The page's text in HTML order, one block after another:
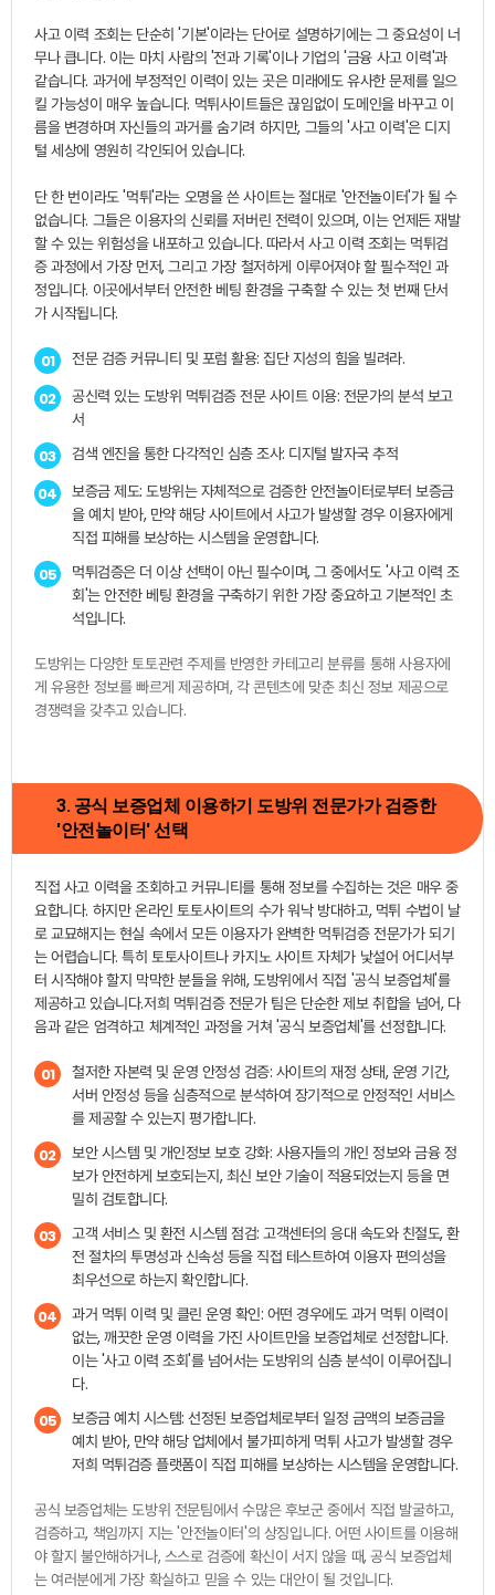
사고 이력 조회는 단순히 '기본'이라는 단어로 설명하기에는 그 중요성이 너
무나 큽니다. 이는 마치 사람의 '전과 기록'이나 기업의 '금융 사고 이력'과
같습니다. 과거에 부정적인 이력이 있는 곳은 미래에도 유사한 문제를 일으
킬 가능성이 매우 높습니다. 먹튀사이트들은 끊임없이 도메인을 바꾸고 이
름을 변경하며 자신들의 과거를 숨기려 하지만, 그들의 '사고 이력'은 디지
털 세상에 영원히 각인되어 있습니다.
단 한 번이라도 '먹튀'라는 오명을 쓴 사이트는 절대로 '안전놀이터'가 될 수
없습니다. 그들은 이용자의 신뢰를 저버린 전력이 있으며, 이는 언제든 재발
할 수 있는 위험성을 내포하고 있습니다. 따라서 사고 이력 조회는 먹튀검
증 과정에서 가장 먼저, 그리고 가장 철저하게 이루어져야 할 필수적인 과
정입니다. 이곳에서부터 안전한 베팅 환경을 구축할 수 있는 첫 번째 단서
가 시작됩니다.
01 전문 검증 커뮤니티 및 포럼 활용: 집단 지성의 힘을 빌려라.
02
공신력 있는 도방위 먹튀검증 전문 사이트 이용: 전문가의 분석 보고
서
03 검색 엔진을 통한 다각적인 심층 조사: 디지털 발자국 추적
04
보증금 제도: 도방위는 자체적으로 검증한 안전놀이터로부터 보증금
을 예치 받아, 만약 해당 사이트에서 사고가 발생할 경우 이용자에게
직접 피해를 보상하는 시스템을 운영합니다.
05
먹튀검증은 더 이상 선택이 아닌 필수이며, 그 중에서도 '사고 이력 조
회'는 안전한 베팅 환경을 구축하기 위한 가장 중요하고 기본적인 초
석입니다.
도방위는 다양한 토토관련 주제를 반영한 카테고리 분류를 통해 사용자에
게 유용한 정보를 빠르게 제공하며, 각 콘텐츠에 맞춘 최신 정보 제공으로
경쟁력을 갖추고 있습니다.
3. 공식 보증업체 이용하기 도방위 전문가가 검증한
'안전놀이터' 선택
직접 사고 이력을 조회하고 커뮤니티를 통해 정보를 수집하는 것은 매우 중
요합니다. 하지만 온라인 토토사이트의 수가 워낙 방대하고, 먹튀 수법이 날
로 교묘해지는 현실 속에서 모든 이용자가 완벽한 먹튀검증 전문가가 되기
는 어렵습니다. 특히 토토사이트나 카지노 사이트 자체가 낯설어 어디서부
터 시작해야 할지 막막한 분들을 위해, 도방위에서 직접 '공식 보증업체'를
제공하고 있습니다.저희 먹튀검증 전문가 팀은 단순한 제보 취합을 넘어, 다
음과 같은 엄격하고 체계적인 과정을 거쳐 '공식 보증업체'를 선정합니다.
01
철저한 자본력 및 운영 안정성 검증: 사이트의 재정 상태, 운영 기간,
서버 안정성 등을 심층적으로 분석하여 장기적으로 안정적인 서비스
를 제공할 수 있는지 평가합니다.
02
보안 시스템 및 개인정보 보호 강화: 사용자들의 개인 정보와 금융 정
보가 안전하게 보호되는지, 최신 보안 기술이 적용되었는지 등을 면
밀히 검토합니다.
03
고객 서비스 및 환전 시스템 점검: 고객센터의 응대 속도와 친절도, 환
전 절차의 투명성과 신속성 등을 직접 테스트하여 이용자 편의성을
최우선으로 하는지 확인합니다.
04
과거 먹튀 이력 및 클린 운영 확인: 어떤 경우에도 과거 먹튀 이력이
없는, 깨끗한 운영 이력을 가진 사이트만을 보증업체로 선정합니다.
이는 '사고 이력 조회'를 넘어서는 도방위의 심층 분석이 이루어집니
다.
05
보증금 예치 시스템: 선정된 보증업체로부터 일정 금액의 보증금을
예치 받아, 만약 해당 업체에서 불가피하게 먹튀 사고가 발생할 경우
저희 먹튀검증 플랫폼이 직접 피해를 보상하는 시스템을 운영합니다.
공식 보증업체는 도방위 전문팀에서 수많은 후보군 중에서 직접 발굴하고,
검증하고, 책임까지 지는 '안전놀이터'의 상징입니다. 어떤 사이트를 이용해
야 할지 불안해하거나, 스스로 검증에 확신이 서지 않을 때, 공식 보증업체
는 여러분에게 가장 확실하고 믿을 수 있는 대안이 될 것입니다.